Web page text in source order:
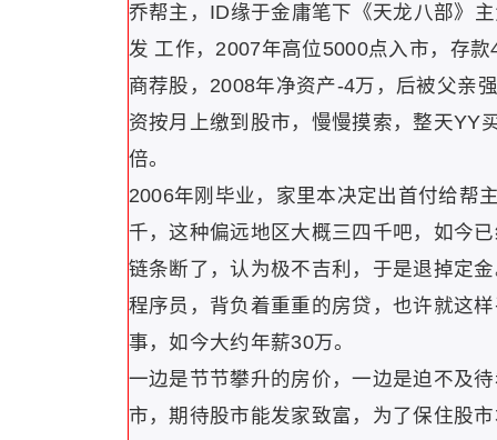
乔帮主，ID缘于金庸笔下《天龙八部》
发 工作，2007年高位5000点入市，存
商荐股，2008年净资产-4万，后被父亲
资按月上缴到股市，慢慢摸索，整天YY
倍。
2006年刚毕业，家里本决定出首付给帮
千，这种偏远地区大概三四千吧，如今
链条断了，认为极不吉利，于是退掉定
程序员，背负着重重的房贷，也许就这
事，如今大约年薪30万。
一边是节节攀升的房价，一边是迫不及
市，期待股市能发家致富，为了保住股